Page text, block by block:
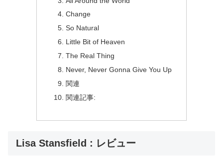
Change
So Natural
Little Bit of Heaven
The Real Thing
Never, Never Gonna Give You Up
関連
関連記事:
Lisa Stansfield : レビュー